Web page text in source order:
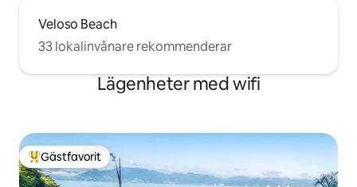
Veloso Beach
33 lokalinvånare rekommenderar
Lägenheter med wifi
Populär gästfavorit
Gästfavorit